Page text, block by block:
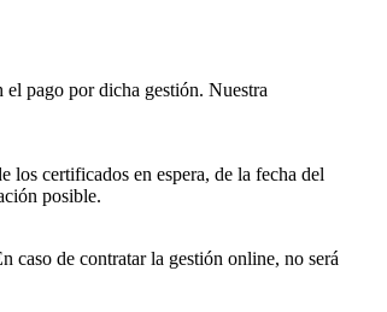
pago por dicha gestión. Nuestra
certificados en espera, de la fecha del
posible.
caso de contratar la gestión online, no será